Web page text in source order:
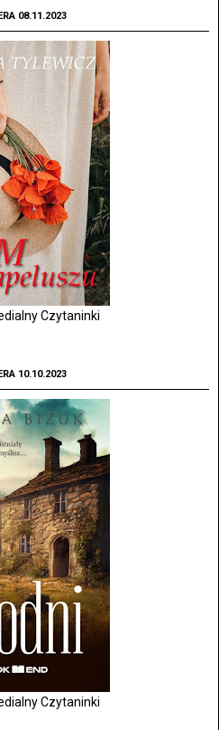
08.11.2023
Czytaninki
10.10.2023
Czytaninki